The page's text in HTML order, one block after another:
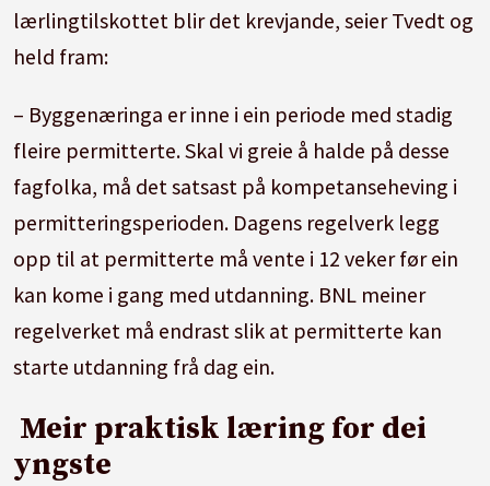
lærlingtilskottet blir det krevjande, seier Tvedt og
held fram:
– Byggenæringa er inne i ein periode med stadig
fleire permitterte. Skal vi greie å halde på desse
fagfolka, må det satsast på kompetanseheving i
permitteringsperioden. Dagens regelverk legg
opp til at permitterte må vente i 12 veker før ein
kan kome i gang med utdanning. BNL meiner
regelverket må endrast slik at permitterte kan
starte utdanning frå dag ein.
Meir praktisk læring for dei
yngste